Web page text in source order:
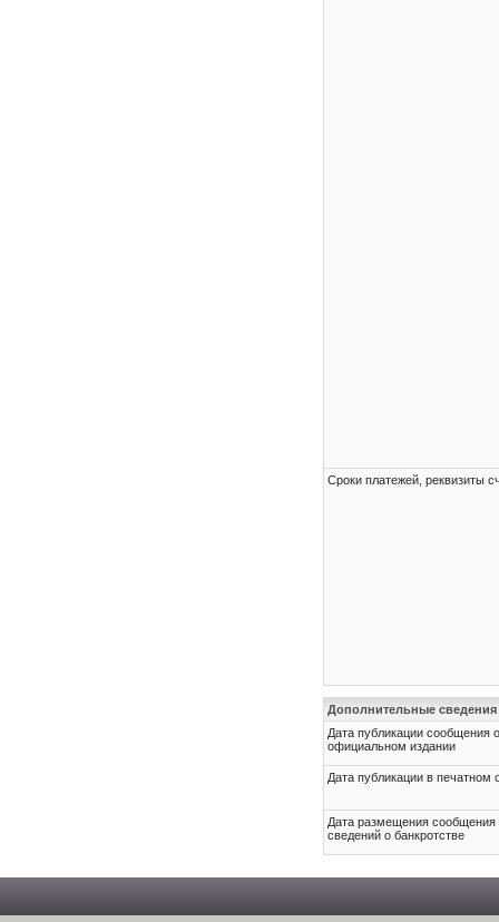
Сроки платежей, реквизиты
Дополнительные сведения
Дата публикации сообщения
официальном издании
Дата публикации в печатном
Дата размещения
сведений о банкротстве